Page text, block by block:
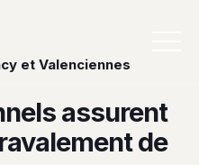
et Valenciennes
assurent
de